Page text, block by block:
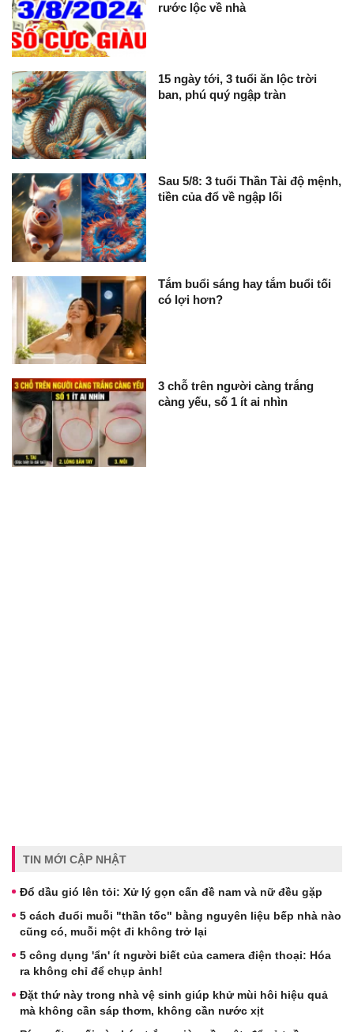
rước lộc về nhà
15 ngày tới, 3 tuổi ăn lộc trời
ban, phú quý ngập tràn
Sau 5/8: 3 tuổi Thần Tài độ mệnh,
tiền của đổ về ngập lối
Tắm buổi sáng hay tắm buổi tối
có lợi hơn?
3 chỗ trên người càng trắng
càng yếu, số 1 ít ai nhìn
TIN MỚI CẬP NHẬT
Đổ dầu gió lên tỏi: Xử lý gọn cấn đề nam và nữ đều gặp
5 cách đuổi muỗi "thần tốc" bằng nguyên liệu bếp nhà nào
cũng có, muỗi một đi không trở lại
5 công dụng 'ẩn' ít người biết của camera điện thoại: Hóa
ra không chỉ để chụp ảnh!
Đặt thứ này trong nhà vệ sinh giúp khử mùi hôi hiệu quả
mà không cần sáp thơm, không cần nước xịt